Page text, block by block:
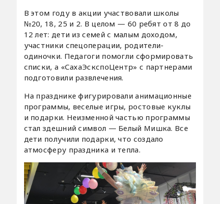
В этом году в акции участвовали школы
№20, 18, 25 и 2. В целом — 60 ребят от 8 до
12 лет: дети из семей с малым доходом,
участники спецоперации, родители-
одиночки. Педагоги помогли сформировать
списки, а «СахаЭскспоЦентр» с партнерами
подготовили развлечения.
На празднике фигурировали анимационные
программы, веселые игры, ростовые куклы
и подарки. Неизменной частью программы
стал здешний символ — Белый Мишка. Все
дети получили подарки, что создало
атмосферу праздника и тепла.